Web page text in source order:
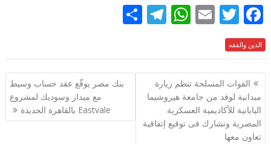
F
ac
e
b
o
o
k
T
itt
er
E
ai
l
W
at
s
A
p
p
T
e
gr
ar
e
الدين والفقه
تصفّح
المقالات
القوات المسلحة تنظم زيارة
ميدانية لوفد من جامعة هيروشيما
اليابانية للأكاديمية العسكرية
المصرية وتشارك فى توقيع إتفاقية
تعاون معها
بنك مصر يوقّع عقد حساب وسيط
مع ميدار وسوديك لمشروع
Eastvale بالقاهرة الجديدة